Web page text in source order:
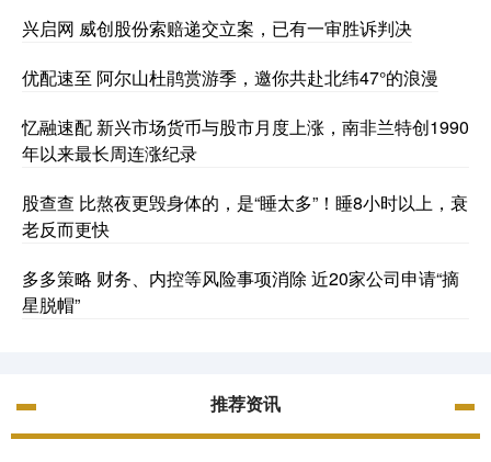
兴启网 威创股份索赔递交立案，已有一审胜诉判决
优配速至 阿尔山杜鹃赏游季，邀你共赴北纬47°的浪漫
忆融速配 新兴市场货币与股市月度上涨，南非兰特创1990
年以来最长周连涨纪录
股查查 比熬夜更毁身体的，是“睡太多”！睡8小时以上，衰
老反而更快
多多策略 财务、内控等风险事项消除 近20家公司申请“摘
星脱帽”
推荐资讯